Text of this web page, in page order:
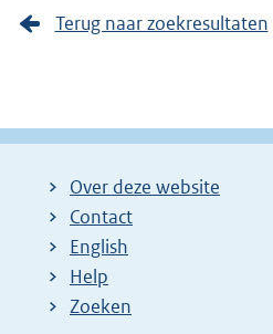
Terug naar zoekresultaten
Over deze website
Contact
English
Help
Zoeken